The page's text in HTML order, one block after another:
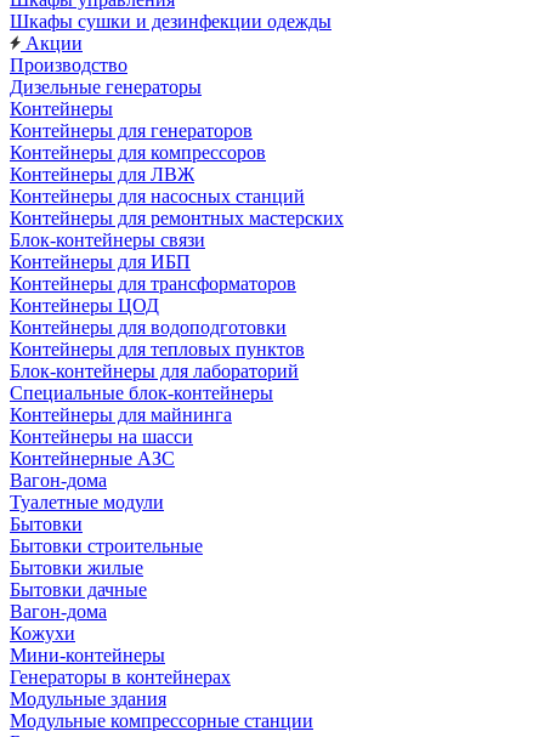
Шкафы сушки и дезинфекции одежды
Акции
Производство
Дизельные генераторы
Контейнеры
Контейнеры для генераторов
Контейнеры для компрессоров
Контейнеры для ЛВЖ
Контейнеры для насосных станций
Контейнеры для ремонтных мастерских
Блок-контейнеры связи
Контейнеры для ИБП
Контейнеры для трансформаторов
Контейнеры ЦОД
Контейнеры для водоподготовки
Контейнеры для тепловых пунктов
Блок-контейнеры для лабораторий
Специальные блок-контейнеры
Контейнеры для майнинга
Контейнеры на шасси
Контейнерные АЗС
Вагон-дома
Туалетные модули
Бытовки
Бытовки строительные
Бытовки жилые
Бытовки дачные
Вагон-дома
Кожухи
Мини-контейнеры
Генераторы в контейнерах
Модульные здания
Модульные компрессорные станции